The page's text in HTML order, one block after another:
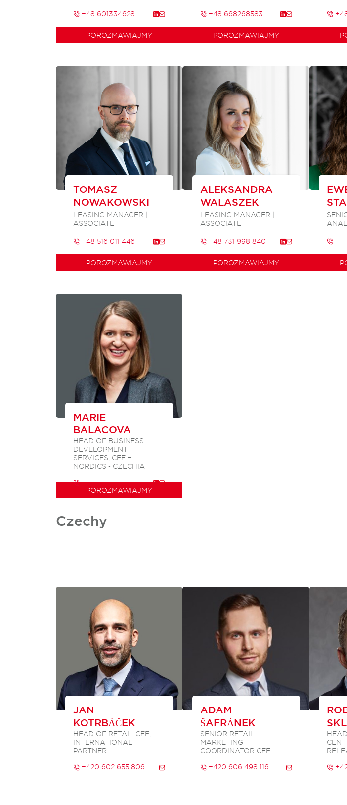
+48 601334628
POROZMAWIAJMY
+48 668268583
POROZMAWIAJMY
TOMASZ
NOWAKOWSKI
LEASING MANAGER |
ASSOCIATE
+48 516 011 446
POROZMAWIAJMY
ALEKSANDRA
WALASZEK
LEASING MANAGER |
ASSOCIATE
+48 731 998 840
POROZMAWIAJMY
MARIE
BALACOVA
HEAD OF BUSINESS
DEVELOPMENT
SERVICES, CEE +
NORDICS • CZECHIA
POROZMAWIAJMY
Czechy
JAN
KOTRBÁČEK
HEAD OF RETAIL CEE,
INTERNATIONAL
PARTNER
+420 602 655 806
ADAM
ŠAFRÁNEK
SENIOR RETAIL
MARKETING
COORDINATOR CEE
+420 606 498 116